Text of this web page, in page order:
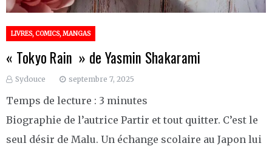
LIVRES, COMICS, MANGAS
« Tokyo Rain » de Yasmin Shakarami
Sydouce septembre 7, 2025
Temps de lecture : 3 minutes
Biographie de l’autrice Partir et tout quitter. C’est le
seul désir de Malu. Un échange scolaire au Japon lui